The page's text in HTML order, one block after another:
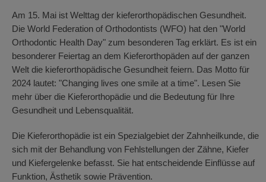
Am 15. Mai ist Welttag der kieferorthopädischen Gesundheit.
Die World Federation of Orthodontists (WFO) hat den "World
Orthodontic Health Day" zum besonderen Tag erklärt. Es ist ein
besonderer Feiertag an dem Kieferorthopäden auf der ganzen
Welt die kieferorthopädische Gesundheit feiern. Das Motto für
2024 lautet: "Changing lives one smile at a time". Lesen Sie
mehr über die Kieferorthopädie und die Bedeutung für Ihre
Gesundheit und Lebensqualität.
Die Kieferorthopädie ist ein Spezialgebiet der Zahnheilkunde, die
sich mit der Behandlung von Fehlstellungen der Zähne, Kiefer
und Kiefergelenke befasst. Sie hat entscheidende Einflüsse auf
Funktion, Ästhetik sowie Prävention.